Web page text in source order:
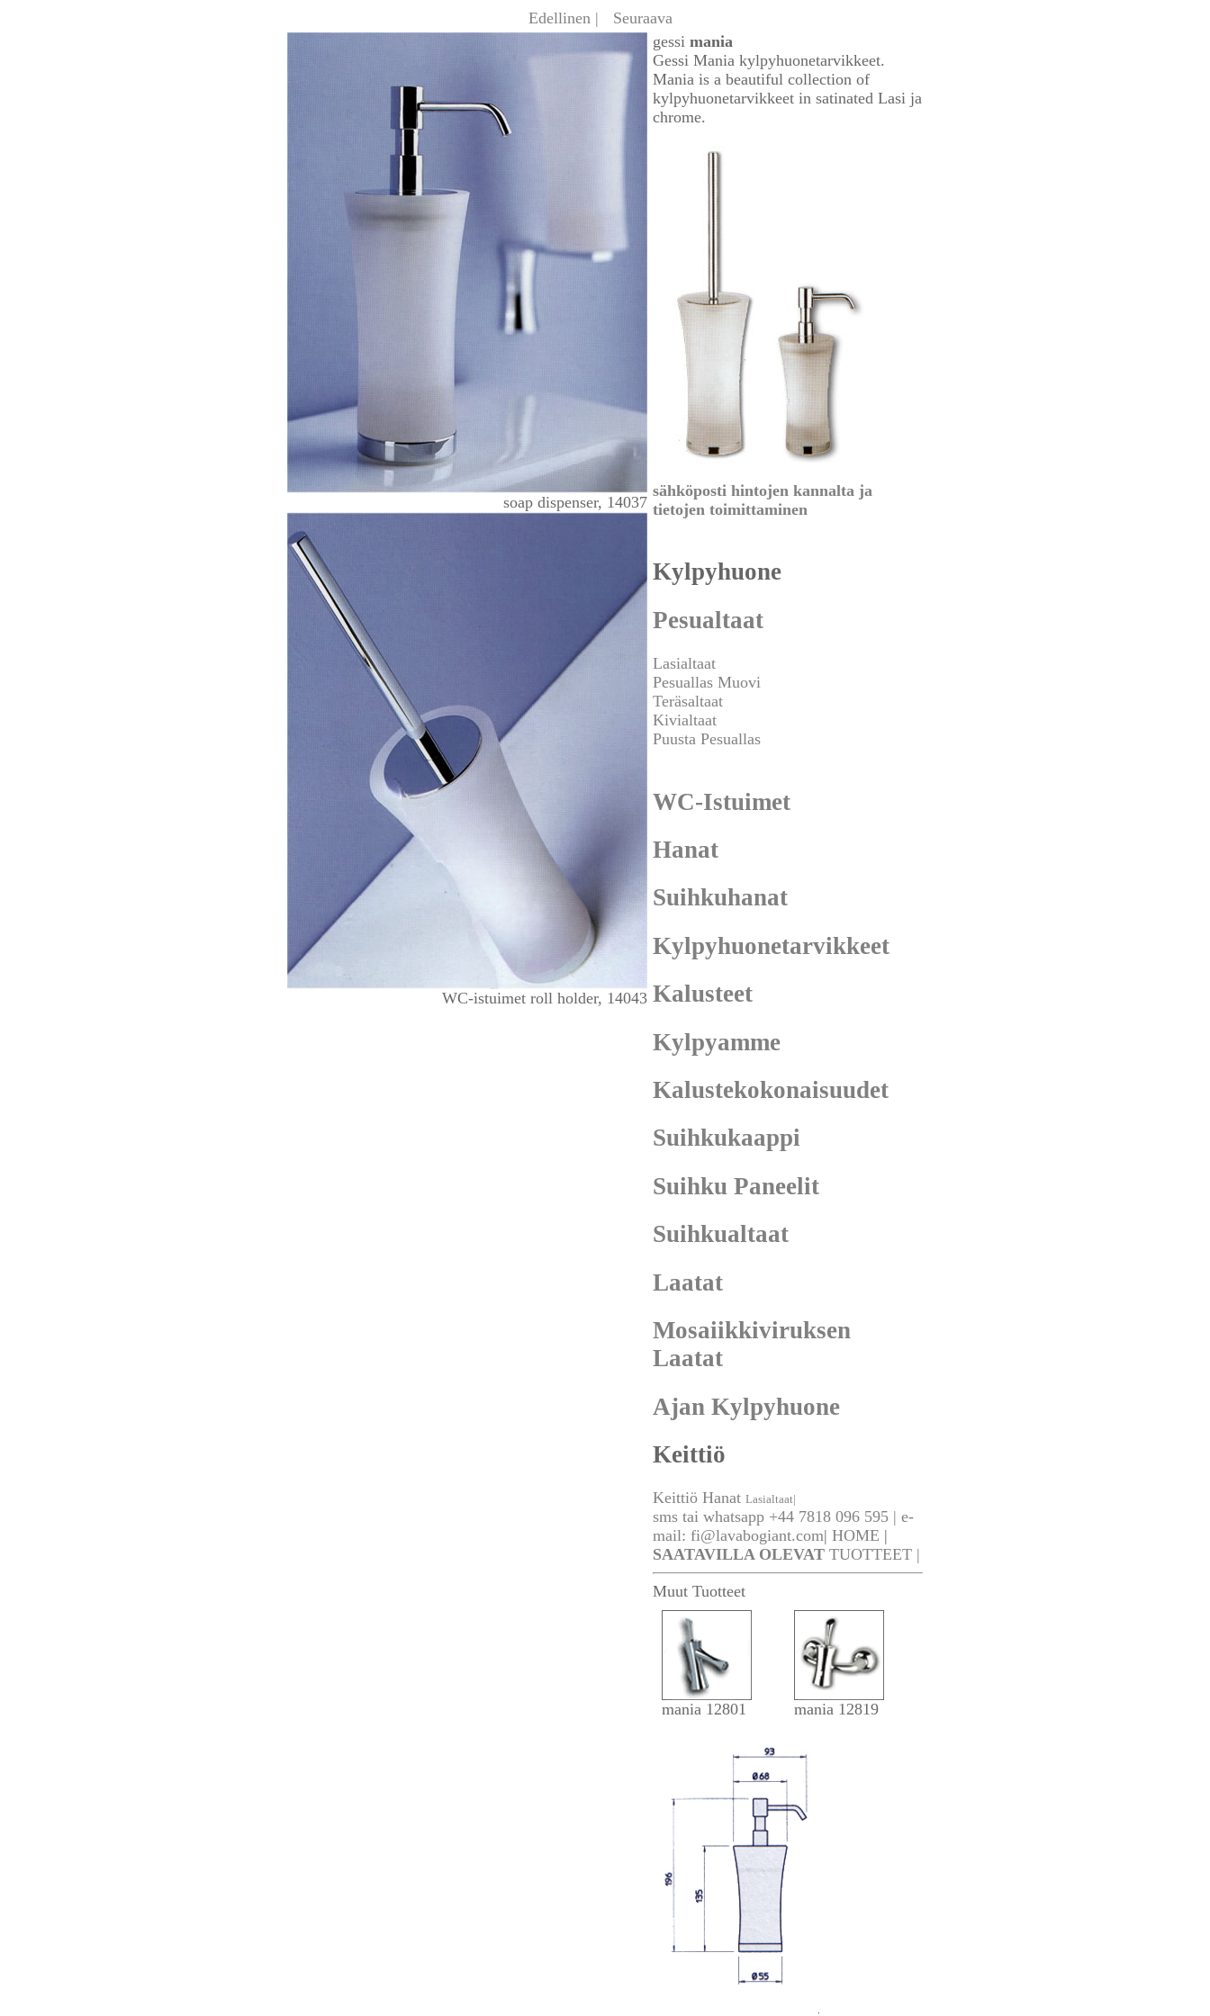
Edellinen | Seuraava
soap dispenser, 14037
WC-istuimet roll holder, 14043
gessi mania
Gessi Mania kylpyhuonetarvikkeet.
Mania is a beautiful collection of
kylpyhuonetarvikkeet in satinated Lasi ja
chrome.
sähköposti hintojen kannalta ja
tietojen toimittaminen
Kylpyhuone
Pesualtaat
Lasialtaat
Pesuallas Muovi
Teräsaltaat
Kivialtaat
Puusta Pesuallas
WC-Istuimet
Hanat
Suihkuhanat
Kylpyhuonetarvikkeet
Kalusteet
Kylpyamme
Kalustekokonaisuudet
Suihkukaappi
Suihku Paneelit
Suihkualtaat
Laatat
Mosaiikkiviruksen
Laatat
Ajan Kylpyhuone
Keittiö
Keittiö Hanat Lasialtaat|
sms tai whatsapp +44 7818 096 595 | e-
mail: fi@lavabogiant.com| HOME |
SAATAVILLA OLEVAT TUOTTEET |
Muut Tuotteet
mania 12801 mania 12819